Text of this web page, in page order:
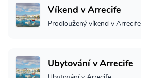
Víkend v Arrecife
Prodloužený víkend v Arrecife
Ubytování v Arrecife